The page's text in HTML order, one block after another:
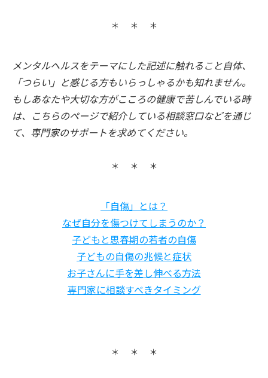
メンタルヘルスをテーマにした記述に触れること自体、
「つらい」と感じる方もいらっしゃるかも知れません。
もしあなたや大切な方がこころの健康で苦しんでいる時
は、こちらのページで紹介している相談窓口などを通じ
て、専門家のサポートを求めてください。
「自傷」とは？
なぜ自分を傷つけてしまうのか？
子どもと思春期の若者の自傷
子どもの自傷の兆候と症状
お子さんに手を差し伸べる方法
専門家に相談すべきタイミング